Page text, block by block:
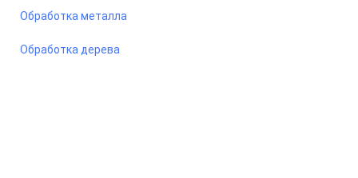
Обработка металла
Обработка дерева